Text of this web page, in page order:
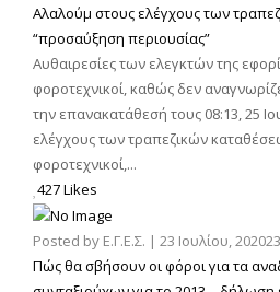
Αλαλούμ στους ελέγχους των
“προσαύξηση περιουσίας”
Αυθαιρεσίες των ελεγκτών της
φοροτεχνικοί, καθώς δεν
την επανακατάθεσή τους 08:13, 25
ελέγχους των τραπεζικών
φοροτεχνικοί,...
427 Likes
Posted by Ε.Γ.Ε.Σ. | 23 Ιουλίου, 2020
Πώς θα σβήσουν οι φόροι για τα